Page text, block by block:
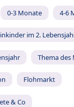
0-3 Monate 4-6
im 2.
Thema des
Flohmarkt
& Co